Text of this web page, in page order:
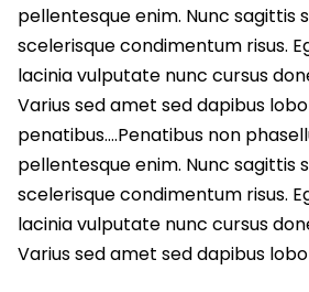
pellentesque enim. Nunc sagittis
scelerisque condimentum risus.
lacinia vulputate nunc cursus
Varius sed amet sed dapibus
penatibus….Penatibus non
pellentesque enim. Nunc sagittis
scelerisque condimentum risus.
lacinia vulputate nunc cursus
Varius sed amet sed dapibus